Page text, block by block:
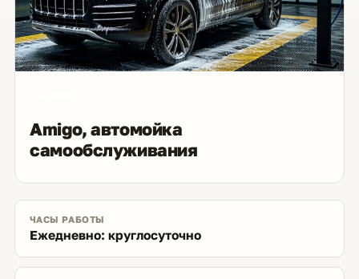
Amigo, автомойка
самообслуживания
ЧАСЫ РАБОТЫ
Ежедневно: круглосуточно